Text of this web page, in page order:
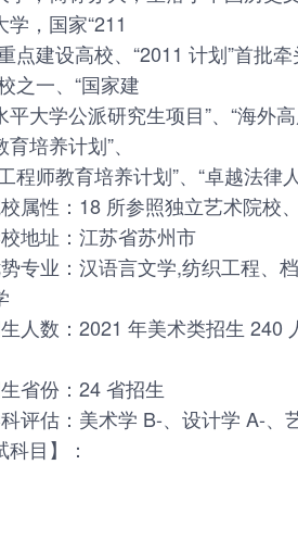
学，国家“211
点建设高校、“2011 计划”首批
之一、“国家建
平大学公派研究生项目”、“海外
培养计划”、
程师教育培养计划”、“卓越法律
属性：18 所参照独立艺术院校
地址：江苏省苏州市
专业：汉语言文学,纺织工程、
人数：2021 年美术类招生 240
省份：24 省招生
评估：美术学 B-、设计学 A-、
科目】：